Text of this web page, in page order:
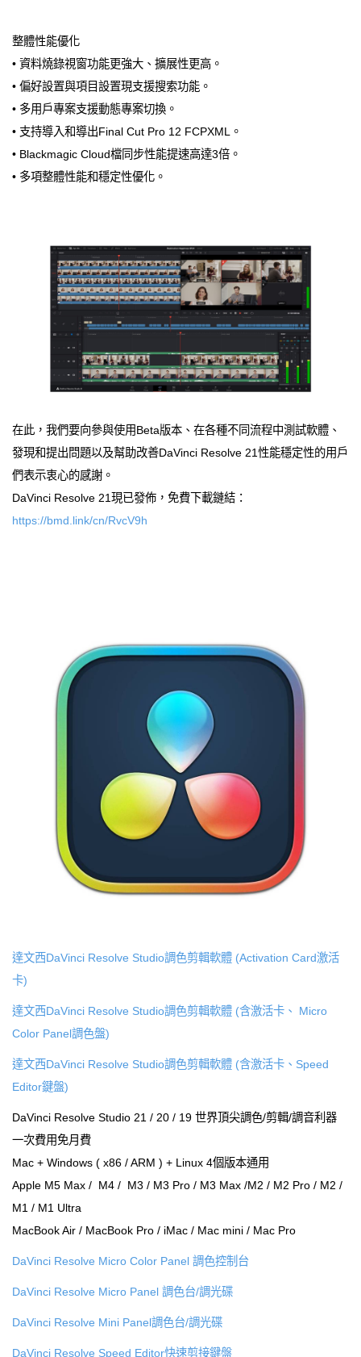
整體性能優化
• 資料燒錄視窗功能更強大、擴展性更高。
• 偏好設置與項目設置現支援搜索功能。
• 多用戶專案支援動態專案切換。
• 支持導入和導出Final Cut Pro 12 FCPXML。
• Blackmagic Cloud檔同步性能提速高達3倍。
• 多項整體性能和穩定性優化。
在此，我們要向參與使用Beta版本、在各種不同流程中測試軟體、
發現和提出問題以及幫助改善DaVinci Resolve 21性能穩定性的用戶
們表示衷心的感謝。
DaVinci Resolve 21現已發佈，免費下載鏈結：
https://bmd.link/cn/RvcV9h
達文西DaVinci Resolve Studio調色剪輯軟體 (Activation Card激活
卡)
達文西DaVinci Resolve Studio調色剪輯軟體 (含激活卡、 Micro
Color Panel調色盤)
達文西DaVinci Resolve Studio調色剪輯軟體 (含激活卡、Speed
Editor鍵盤)
DaVinci Resolve Studio 21 / 20 / 19 世界頂尖調色/剪輯/調音利器
一次費用免月費
Mac + Windows ( x86 / ARM ) + Linux 4個版本通用
Apple M5 Max / M4 / M3 / M3 Pro / M3 Max /M2 / M2 Pro / M2 /
M1 / M1 Ultra
MacBook Air / MacBook Pro / iMac / Mac mini / Mac Pro
DaVinci Resolve Micro Color Panel 調色控制台
DaVinci Resolve Micro Panel 調色台/調光碟
DaVinci Resolve Mini Panel調色台/調光碟
DaVinci Resolve Speed Editor快速剪接鍵盤